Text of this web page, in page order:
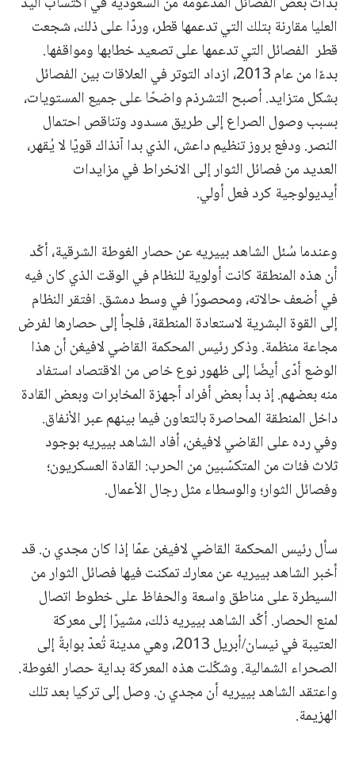
العليا مقارنة بتلك التي تدعمها قطر، وردّا على ذلك، شجعت
قطر الفصائل التي تدعمها على تصعيد خطابها ومواقفها.
بدءًا من عام 2013، ازداد التوتر في العلاقات بين الفصائل
بشكل متزايد. أصبح التشرذم واضحًا على جميع المستويات،
بسبب وصول الصراع إلى طريق مسدود وتناقص احتمال
النصر. ودفع بروز تنظيم داعش، الذي بدا آنذاك قويّا لا يُقهر،
العديد من فصائل الثوار إلى الانخراط في مزايدات
أيديولوجية كرد فعل أولي.
وعندما سُئل الشاهد بييريه عن حصار الغوطة الشرقية، أكّد
أن هذه المنطقة كانت أولوية للنظام في الوقت الذي كان فيه
في أضعف حالاته، ومحصورًا في وسط دمشق. افتقر النظام
إلى القوة البشرية لاستعادة المنطقة، فلجأ إلى حصارها لفرض
مجاعة منظمة. وذكر رئيس المحكمة القاضي لافيغن أن هذا
الوضع أدّى أيضًا إلى ظهور نوع خاص من الاقتصاد استفاد
منه بعضهم. إذ بدأ بعض أفراد أجهزة المخابرات وبعض القادة
داخل المنطقة المحاصرة بالتعاون فيما بينهم عبر الأنفاق.
وفي رده على القاضي لافيغن، أفاد الشاهد بييريه بوجود
ثلاث فئات من المتكسّبين من الحرب: القادة العسكريون؛
وفصائل الثوار؛ والوسطاء مثل رجال الأعمال.
سأل رئيس المحكمة القاضي لافيغن عمّا إذا كان مجدي ن. قد
أخبر الشاهد بييريه عن معارك تمكنت فيها فصائل الثوار من
السيطرة على مناطق واسعة والحفاظ على خطوط اتصال
لمنع الحصار. أكّد الشاهد بييريه ذلك، مشيرًا إلى معركة
العتيبة في نيسان/أبريل 2013، وهي مدينة تُعدّ بوابةً إلى
الصحراء الشمالية. وشكّلت هذه المعركة بداية حصار الغوطة.
واعتقد الشاهد بييريه أن مجدي ن. وصل إلى تركيا بعد تلك
الهزيمة.